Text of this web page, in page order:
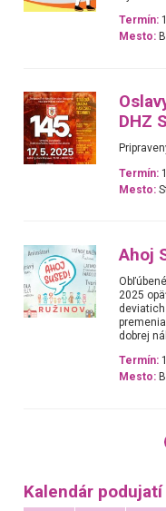
Termín:
Mesto:
DHZ
Termín:
Mesto:
Ahoj
2025
dobrej
Termín:
Mesto:
Kalendár podujatí